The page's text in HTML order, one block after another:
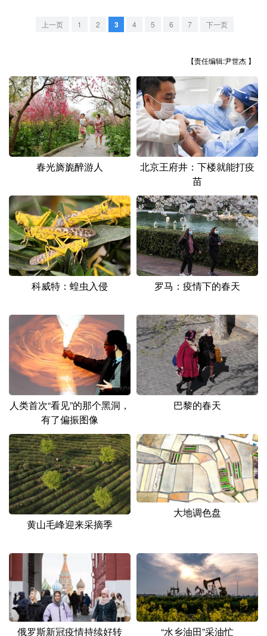
北京 天津 河北 山西
江苏
浙江 安徽 福建 江西
山东 河南 湖北 湖南
广东 广西 海南 重庆
四川 贵州 云南 西藏
新疆 内蒙古 黑龙江
多语种频道
English Español Français عربى
Deutsch Português
上一页 1 2 3 4 5 6 7 下一页
【责任编辑:尹世杰 】
春光旖旎醉游人
北京王府井：下楼就能打疫
苗
科威特：蝗虫入侵 罗马：疫情下的春天
人类首次“看见”的那个黑洞，
有了偏振图像
巴黎的春天
黄山毛峰迎来采摘季
大地调色盘
俄罗斯新冠疫情持续好转 “水乡油田”采油忙